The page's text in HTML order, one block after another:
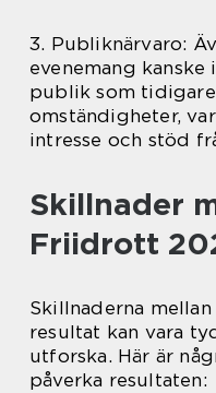
3. Publiknärvaro:
evenemang
publik som
omständigheter,
intresse och stöd
Skillnader
Friidrott
Skillnaderna
resultat kan vara
utforska. Här är
påverka resultaten: